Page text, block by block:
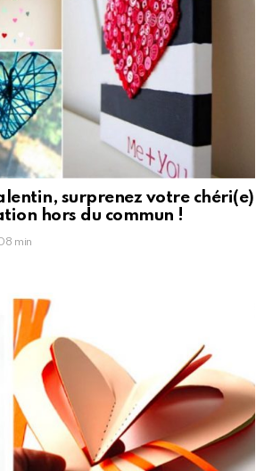
surprenez votre chéri(e)
hors du commun !
min